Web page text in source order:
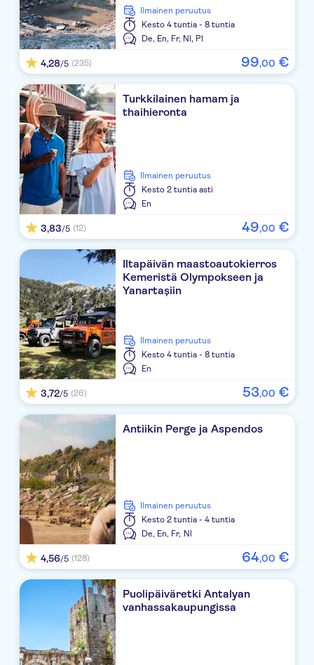
The Norm Oriental
Club Boran Mare Beach
Balmy Foresta
Daima Biz Hotel
Golden Sun
Gural Premier Tekirova
Akka Hotel Claros
Rixos Premium Tekirova
Rixos Sungate
Club Hotel Phaselis Rose
Hydros Club
Golden Lotus
Balmy Beach Resort Kemer
BAIA SALIMA KEMER
Fame Residence Kemer Spa
Simena Holiday Village & Villas
Fun & Sun Club Saphire
Wassermann
Fore Resort and Spa Kemer
ANITA BLUE SKY HOTEL
Marvida Hotel Akman Park
Ares Blue Hotel
Ipek Boutique
Ilmainen peruutus
Kesto 4 tuntia - 8 tuntia
De, En, Fr, Nl, Pl
4,28/5 (235) 99,00 €
Turkkilainen hamam ja
thaihieronta
Ilmainen peruutus
Kesto 2 tuntia asti
En
3,83/5 (12) 49,00 €
Iltapäivän maastoautokierros
Kemeristä Olympokseen ja
Yanartaşiin
Ilmainen peruutus
Kesto 4 tuntia - 8 tuntia
En
3,72/5 (26) 53,00 €
Antiikin Perge ja Aspendos
Ilmainen peruutus
Kesto 2 tuntia - 4 tuntia
De, En, Fr, Nl
4,56/5 (128) 64,00 €
Puolipäiväretki Antalyan
vanhassakaupungissa